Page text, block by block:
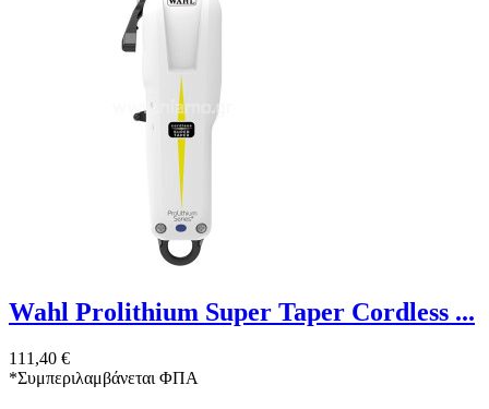
Wahl Prolithium Super Taper Cordless ...
111,40 €
*Συμπεριλαμβάνεται ΦΠΑ